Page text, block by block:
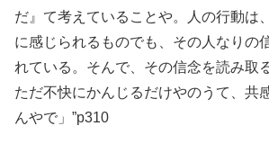
だ』て考えていることや。人の行動は
に感じられるものでも、その人なりの
れている。そんで、その信念を読み取
ただ不快にかんじるだけやのうて、共
んやで」”p310